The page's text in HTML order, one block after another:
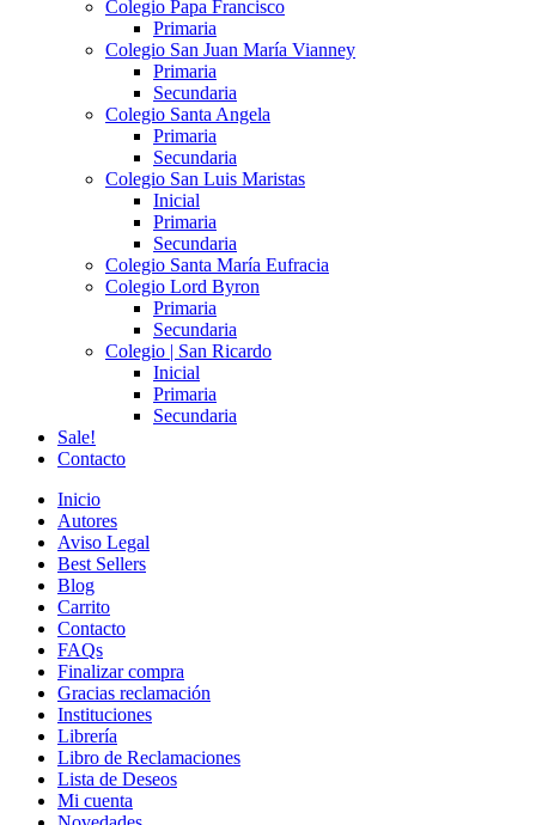
Colegio Papa Francisco
Primaria
Colegio San Juan María Vianney
Primaria
Secundaria
Colegio Santa Angela
Primaria
Secundaria
Colegio San Luis Maristas
Inicial
Primaria
Secundaria
Colegio Santa María Eufracia
Colegio Lord Byron
Primaria
Secundaria
Colegio | San Ricardo
Inicial
Primaria
Secundaria
Sale!
Contacto
Inicio
Autores
Aviso Legal
Best Sellers
Blog
Carrito
Contacto
FAQs
Finalizar compra
Gracias reclamación
Instituciones
Librería
Libro de Reclamaciones
Lista de Deseos
Mi cuenta